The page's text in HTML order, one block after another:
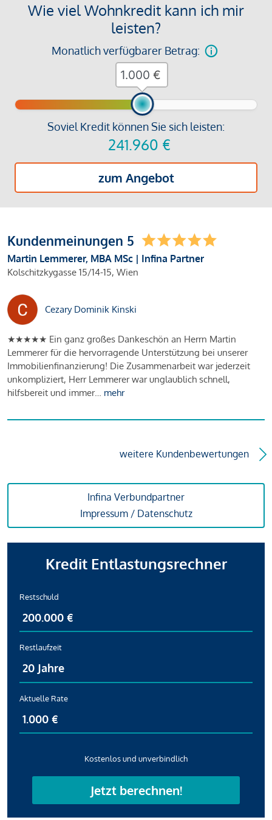
Wie viel Wohnkredit kann ich mir
leisten?
Monatlich verfügbarer Betrag:
Soviel Kredit können Sie sich leisten:
241.960 €
zum Angebot
€
Kundenmeinungen 5
Martin Lemmerer, MBA MSc | Infina Partner
Kolschitzkygasse 15/14-15, Wien
Cezary Dominik Kinski
★★★★★ Ein ganz großes Dankeschön an Herrn Martin
Lemmerer für die hervorragende Unterstützung bei unserer
Immobilienfinanzierung! Die Zusammenarbeit war jederzeit
unkompliziert, Herr Lemmerer war unglaublich schnell,
hilfsbereit und immer… mehr
weitere Kundenbewertungen
Infina Verbundpartner
Impressum / Datenschutz
Kredit Entlastungsrechner
Restschuld
Restlaufzeit
Aktuelle Rate
Kostenlos und unverbindlich
Jetzt berechnen!